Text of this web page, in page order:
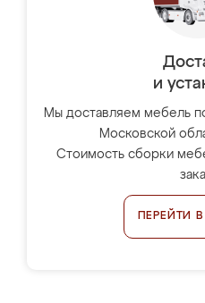
и
Мы доставляем мебель
Московской
Стоимость сборки
ПЕРЕЙТИ